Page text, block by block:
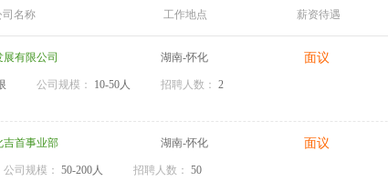
司名称 工作地点 薪资待遇
有限公司 湖南-怀化 面议
公司规模： 10-50人 招聘人数： 2
吉首事业部 湖南-怀化 面议
公司规模： 50-200人 招聘人数： 50